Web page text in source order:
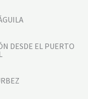
DESDE EL PUERTO